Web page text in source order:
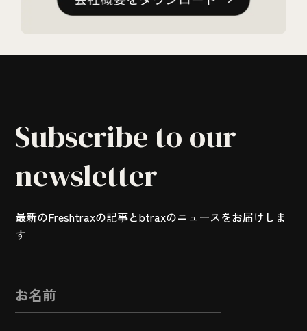
Subscribe to our
newsletter
最新のFreshtraxの記事とbtraxのニュースをお届けしま
す